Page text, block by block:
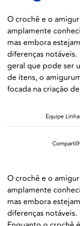
O crochê e o
amplamente
mas embora
diferenças
geral que pode ser
de itens, o
focada na criação
Equipe
O crochê e o
amplamente
mas embora
diferenças notáveis.